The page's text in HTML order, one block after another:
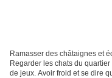
Ramasser des châtaignes et
Regarder les chats du
de jeux. Avoir froid et se dire